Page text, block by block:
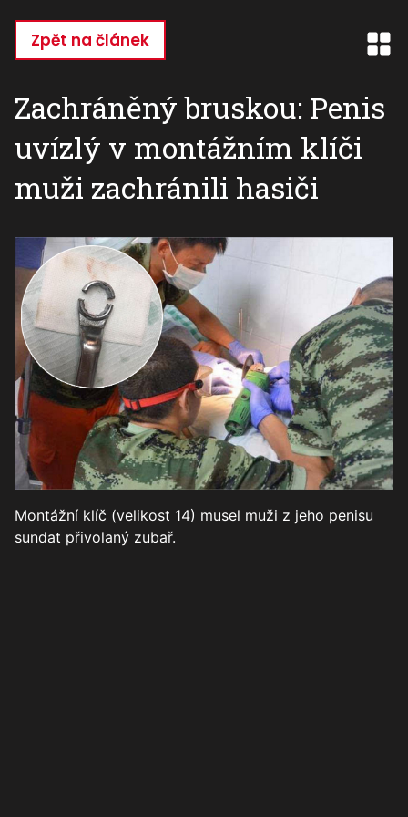
hlavnímu
Zpět na článek
Zachráněný bruskou: Penis
uvízlý v montážním klíči
muži zachránili hasiči
Montážní klíč (velikost 14) musel muži z jeho penisu
sundat přivolaný zubař.